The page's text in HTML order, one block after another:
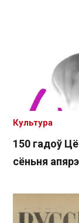
150 гадоў
сёньня
Культура